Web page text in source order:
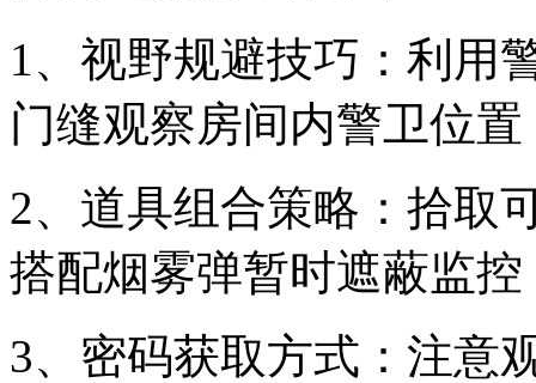
1、视野规避技巧：利用
门缝观察房间内警卫位
2、道具组合策略：拾取
搭配烟雾弹暂时遮蔽监
3、密码获取方式：注意